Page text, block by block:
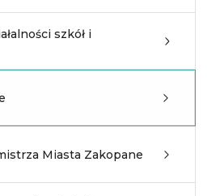
szkół i
Miasta Zakopane